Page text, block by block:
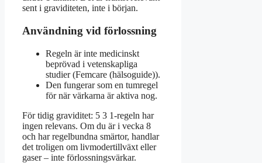
sent i graviditeten, inte i början.
Användning vid förlossning
Regeln är inte medicinskt
beprövad i vetenskapliga
studier (Femcare (hälsoguide)).
Den fungerar som en tumregel
för när värkarna är aktiva nog.
För tidig graviditet: 5 3 1-regeln har
ingen relevans. Om du är i vecka 8
och har regelbundna smärtor, handlar
det troligen om livmodertillväxt eller
gaser – inte förlossningsvärkar.